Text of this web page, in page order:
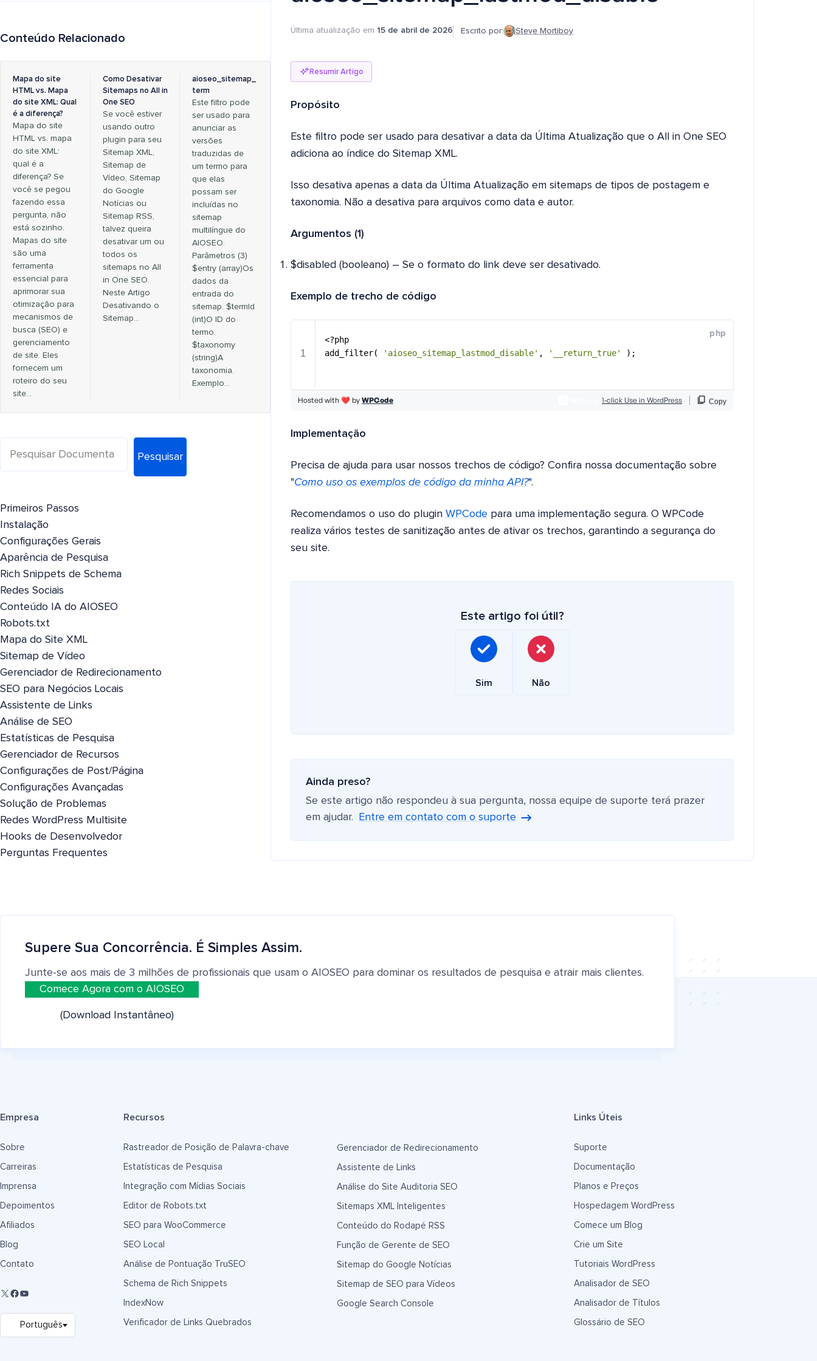
Última atualização em 15 de abril de 2026 Escrito por: Steve Mortiboy
Resumir Artigo
Propósito
Este filtro pode ser usado para desativar a data da Última Atualização que o All in One SEO
adiciona ao índice do Sitemap XML.
Isso desativa apenas a data da Última Atualização em sitemaps de tipos de postagem e
taxonomia. Não a desativa para arquivos como data e autor.
Argumentos (1)
$disabled (booleano) – Se o formato do link deve ser desativado.
Exemplo de trecho de código
Implementação
Precisa de ajuda para usar nossos trechos de código? Confira nossa documentação sobre
"Como uso os exemplos de código da minha API?".
Recomendamos o uso do plugin WPCode para uma implementação segura. O WPCode
realiza vários testes de sanitização antes de ativar os trechos, garantindo a segurança do
seu site.
Este artigo foi útil?
Sim Não
Ainda preso?
Se este artigo não respondeu à sua pergunta, nossa equipe de suporte terá prazer
em ajudar.
Entre em contato com o suporte
Conteúdo Relacionado
Mapa do site
HTML vs. Mapa
do site XML: Qual
é a diferença?
Mapa do site
HTML vs. mapa
do site XML:
qual é a
diferença? Se
você se pegou
fazendo essa
pergunta, não
está sozinho.
Mapas do site
são uma
ferramenta
essencial para
aprimorar sua
otimização para
mecanismos de
busca (SEO) e
gerenciamento
de site. Eles
fornecem um
roteiro do seu
site...
Como Desativar
Sitemaps no All in
One SEO
Se você estiver
usando outro
plugin para seu
Sitemap XML,
Sitemap de
Vídeo, Sitemap
do Google
Notícias ou
Sitemap RSS,
talvez queira
desativar um ou
todos os
sitemaps no All
in One SEO.
Neste Artigo
Desativando o
Sitemap…
aioseo_sitemap_
term
Este filtro pode
ser usado para
anunciar as
versões
traduzidas de
um termo para
que elas
possam ser
incluídas no
sitemap
multilíngue do
AIOSEO.
Parâmetros (3)
$entry (array)Os
dados da
entrada do
sitemap. $termId
(int)O ID do
termo.
$taxonomy
(string)A
taxonomia.
Exemplo…
Pesquisar
Primeiros Passos
Instalação
Configurações Gerais
Aparência de Pesquisa
Rich Snippets de Schema
Redes Sociais
Conteúdo IA do AIOSEO
Robots.txt
Mapa do Site XML
Sitemap de Vídeo
Gerenciador de Redirecionamento
SEO para Negócios Locais
Assistente de Links
Análise de SEO
Estatísticas de Pesquisa
Gerenciador de Recursos
Configurações de Post/Página
Configurações Avançadas
Solução de Problemas
Redes WordPress Multisite
Hooks de Desenvolvedor
Perguntas Frequentes
Supere Sua Concorrência. É Simples Assim.
Junte-se aos mais de 3 milhões de profissionais que usam o AIOSEO para dominar os resultados de pesquisa e atrair mais clientes.
Comece Agora com o AIOSEO
(Download Instantâneo)
Empresa
Sobre
Carreiras
Imprensa
Depoimentos
Afiliados
Blog
Contato
Recursos
Rastreador de Posição de Palavra-chave
Estatísticas de Pesquisa
Integração com Mídias Sociais
Editor de Robots.txt
SEO para WooCommerce
SEO Local
Análise de Pontuação TruSEO
Schema de Rich Snippets
IndexNow
Verificador de Links Quebrados
Gerenciador de Redirecionamento
Assistente de Links
Análise do Site Auditoria SEO
Sitemaps XML Inteligentes
Conteúdo do Rodapé RSS
Função de Gerente de SEO
Sitemap do Google Notícias
Sitemap de SEO para Vídeos
Google Search Console
Links Úteis
Suporte
Documentação
Planos e Preços
Hospedagem WordPress
Comece um Blog
Crie um Site
Tutoriais WordPress
Analisador de SEO
Analisador de Títulos
Glossário de SEO